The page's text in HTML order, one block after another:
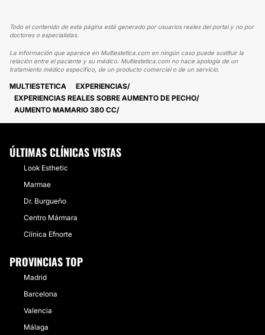
Todo el contenido de esta página está generado por usuarios reales del portal y no por
doctores o especialistas.
La información que aparece en Multiestetica.com en ningún caso puede sustituir la
relación entre el paciente y su médico. Multiestetica.com no hace apología de un
tratamiento médico específico, de un producto comercial o de un servicio.
MULTIESTETICA
EXPERIENCIAS
EXPERIENCIAS REALES SOBRE AUMENTO DE PECHO
AUMENTO MAMARIO 380 CC
ÚLTIMAS CLÍNICAS VISTAS
Look Esthetic
Marmae
Dr. Burgueño
Centro Mármara
Clínica Efnorte
PROVINCIAS TOP
Madrid
Barcelona
Valencia
Málaga